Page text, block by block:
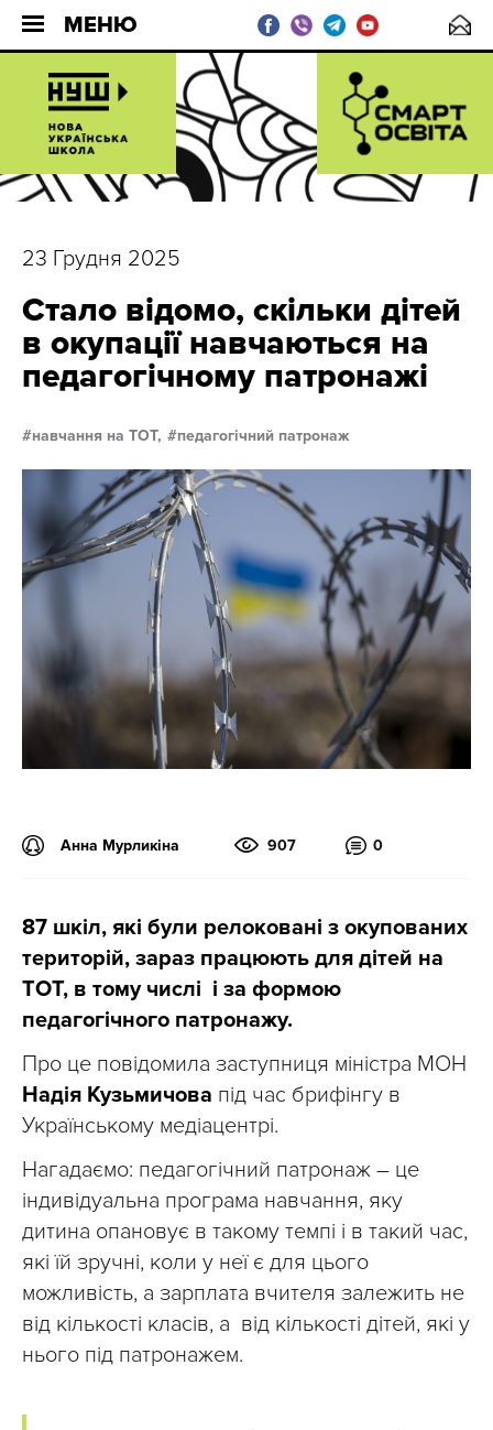
МЕНЮ
23 Грудня 2025
Стало відомо, скільки дітей
в окупації навчаються на
педагогічному патронажі
навчання на ТОТ, педагогічний патронаж
Анна Мурликіна 907 0
87 шкіл, які були релоковані з окупованих
територій, зараз працюють для дітей на
ТОТ, в тому числі і за формою
педагогічного патронажу.
Про це повідомила заступниця міністра МОН
Надія Кузьмичова під час брифінгу в
Українському медіацентрі.
Нагадаємо: педагогічний патронаж – це
індивідуальна програма навчання, яку
дитина опановує в такому темпі і в такий час,
які їй зручні, коли у неї є для цього
можливість, а зарплата вчителя залежить не
від кількості класів, а від кількості дітей, які у
нього під патронажем.